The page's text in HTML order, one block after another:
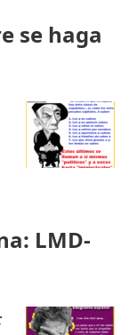
se haga
LMD-